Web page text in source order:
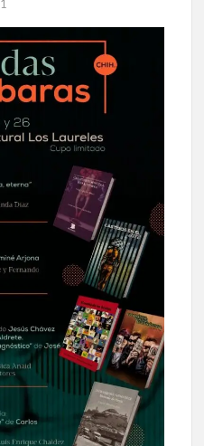
Montemayor”
mes de julio